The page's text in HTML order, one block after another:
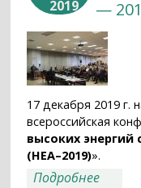
2019
—
17 декабря 2019 г.
всероссийская
высоких энергий
(HEA–2019)».
Подробнее